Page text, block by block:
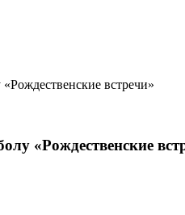
«Рождественские